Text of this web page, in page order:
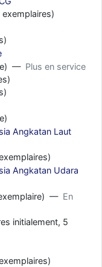
exemplaires)
— Plus en service
Angkatan Laut
Angkatan Udara
— En
initialement, 5